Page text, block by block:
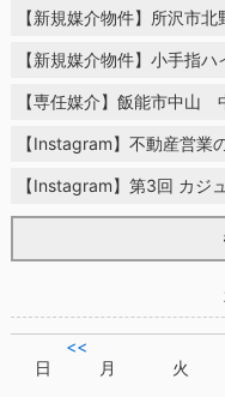
【新規媒介物件】所沢市
【新規媒介物件】小手指ハ
【専任媒介】飯能市中山
【Instagram】不動産営業
【Instagram】第3回 カジ
<<
日
月 火